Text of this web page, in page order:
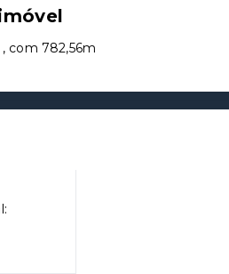
, com 782,56m